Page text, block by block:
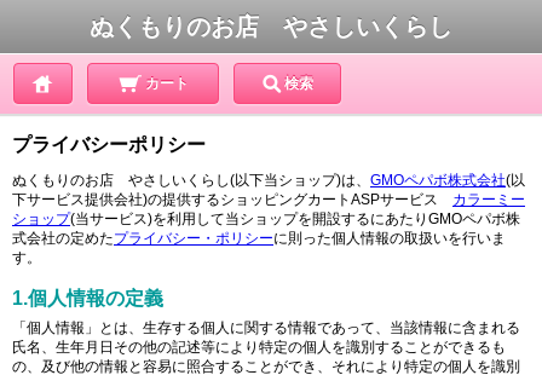
ぬくもりのお店 やさしいくらし
カート 検索
プライバシーポリシー
ぬくもりのお店 やさしいくらし(以下当ショップ)は、 GMOペパボ株式会社(以
下サービス提供会社)の提供するショッピングカートASPサービス カラーミー
ショップ(当サービス)を利用して当ショップを開設するにあたりGMOペパボ株
式会社の定めたプライバシー・ポリシーに則った個人情報の取扱いを行いま
す。
1.個人情報の定義
「個人情報」とは、生存する個人に関する情報であって、当該情報に含まれる
氏名、生年月日その他の記述等により特定の個人を識別することができるも
の、及び他の情報と容易に照合することができ、それにより特定の個人を識別